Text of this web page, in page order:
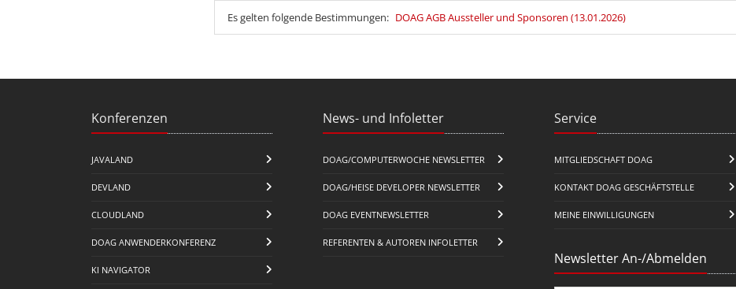
Es gelten folgende Bestimmungen: DOAG AGB Aussteller und Sponsoren (13.01.2026)
Konferenzen
JAVALAND
DEVLAND
CLOUDLAND
DOAG ANWENDERKONFERENZ
KI NAVIGATOR
News- und Infoletter
DOAG/COMPUTERWOCHE NEWSLETTER
DOAG/HEISE DEVELOPER NEWSLETTER
DOAG EVENTNEWSLETTER
REFERENTEN & AUTOREN INFOLETTER
Service
MITGLIEDSCHAFT DOAG
KONTAKT DOAG GESCHÄFTSTELLE
MEINE EINWILLIGUNGEN
Newsletter An-/Abmelden